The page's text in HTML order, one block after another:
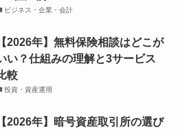
ビジネス・企業・会計
【2026年】無料保険相談はどこが
い？仕組みの理解と3サービス
較
投資・資産運用
【2026年】暗号資産取引所の選び